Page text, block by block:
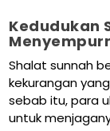
Kedudukan
Shalat sunnah
kekurangan
sebab itu, para
untuk